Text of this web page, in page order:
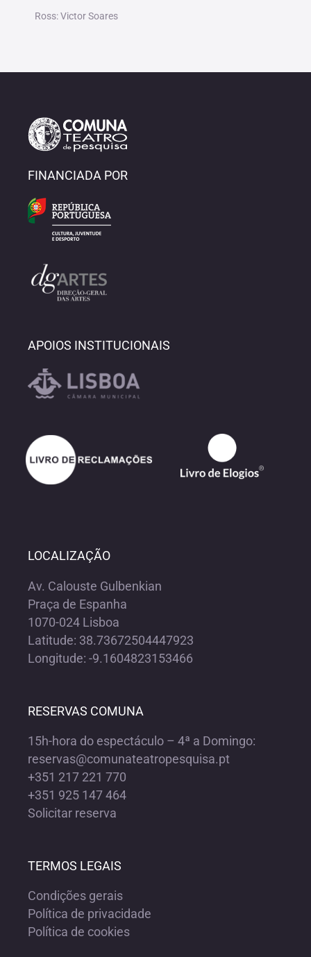
Ross: Victor Soares
FINANCIADA POR
APOIOS INSTITUCIONAIS
LOCALIZAÇÃO
Av. Calouste Gulbenkian
Praça de Espanha
1070-024 Lisboa
Latitude: 38.73672504447923
Longitude: -9.1604823153466
RESERVAS COMUNA
15h-hora do espectáculo – 4ª a Domingo:
reservas@comunateatropesquisa.pt
+351 217 221 770
+351 925 147 464
Solicitar reserva
TERMOS LEGAIS
Condições gerais
Política de privacidade
Política de cookies